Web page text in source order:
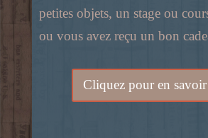
petites objets, un stage ou
ou vous avez reçu un bon
Cliquez pour en